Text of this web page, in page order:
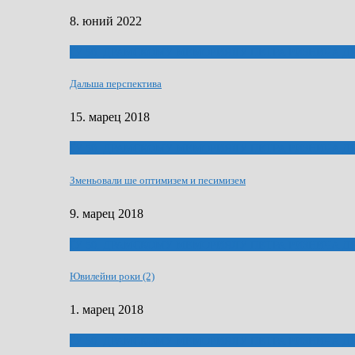
8. юний 2022
Дальша перспектива
15. марец 2018
Зменьовали ше оптимизем и песимизем
9. марец 2018
Ювилейни роки (2)
1. марец 2018